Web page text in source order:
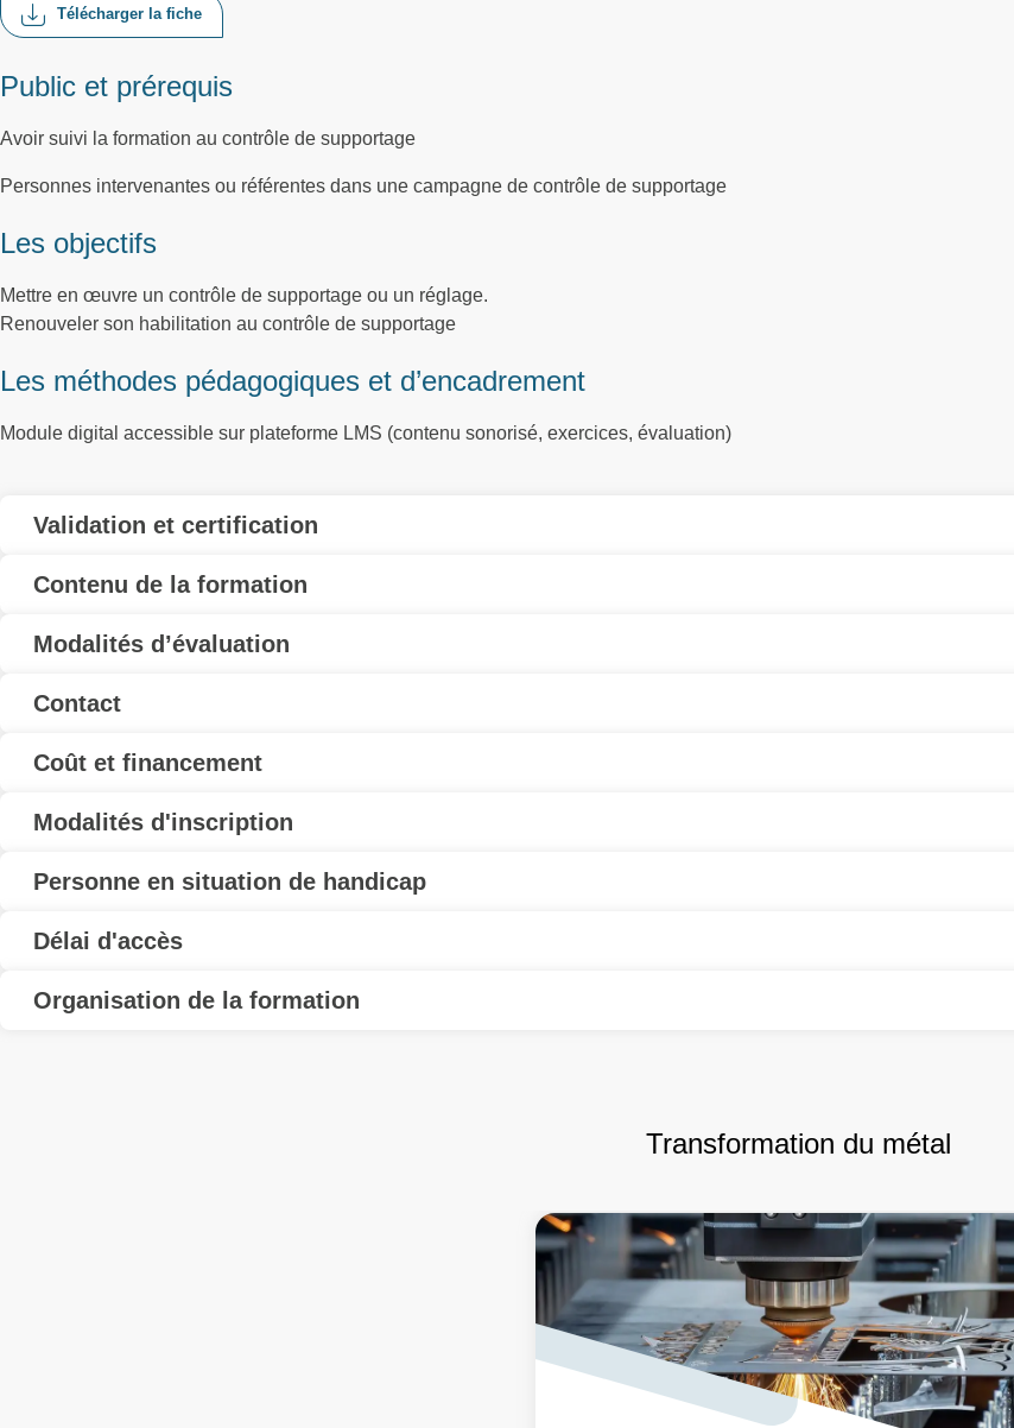
Télécharger la fiche
Public et prérequis
Avoir suivi la formation au contrôle de supportage
Personnes intervenantes ou référentes dans une campagne de contrôle de supportage
Les objectifs
Mettre en œuvre un contrôle de supportage ou un réglage.
Renouveler son habilitation au contrôle de supportage
Les méthodes pédagogiques et d’encadrement
Module digital accessible sur plateforme LMS (contenu sonorisé, exercices, évaluation)
Validation et certification
Contenu de la formation
Modalités d’évaluation
Contact
Coût et financement
Modalités d'inscription
Personne en situation de handicap
Délai d'accès
Organisation de la formation
Transformation du métal